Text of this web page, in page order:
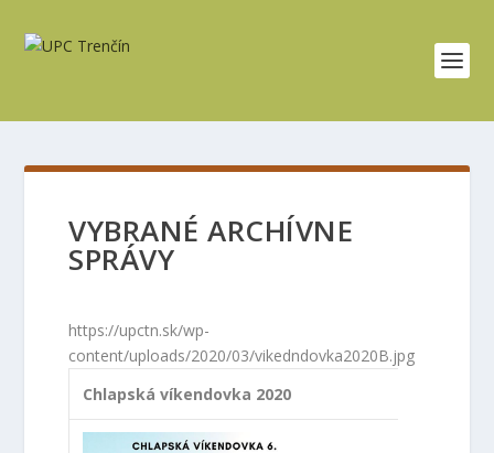
VYBRANÉ ARCHÍVNE
SPRÁVY
https://upctn.sk/wp-
content/uploads/2020/03/vikedndovka2020B.jpg
Chlapská víkendovka 2020